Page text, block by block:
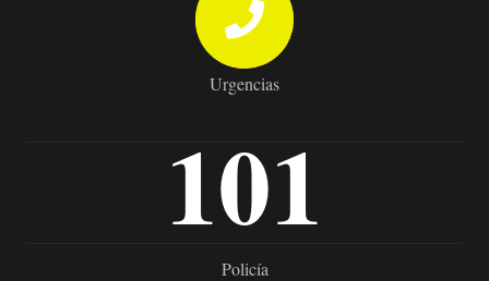
Urgencias
101
Policía